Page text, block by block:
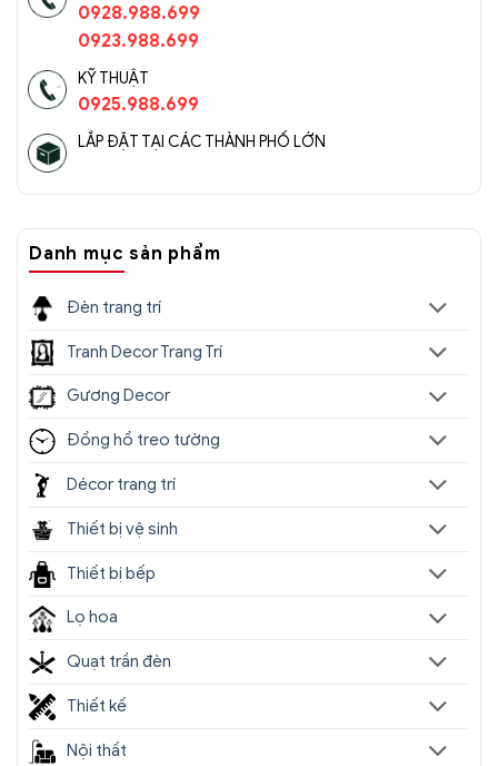
Địa chỉ nào bánđèn chùm trang trí
nhập khẩu,
giá rẻ tốt nhất?
trínhập khẩu uy tín hàng đầu tại Hà Nội, Tp.HCM.
Showroom hàng đầu hiện nay chuyên cung cấp
giá rẻ tốt nhất trên thị trường.
Chịu trách nhiệm về sản phẩm :
0928.988.699
0923.988.699
KỸ THUẬT
0925.988.699
LẮP ĐẶT TẠI CÁC THÀNH PHỐ LỚN
Danh mục sản phẩm
Đèn trang trí
Tranh Decor Trang Trí
Gương Decor
Đồng hồ treo tường
Décor trang trí
Thiết bị vệ sinh
Thiết bị bếp
Lọ hoa
Quạt trần đèn
Thiết kế
Nội thất